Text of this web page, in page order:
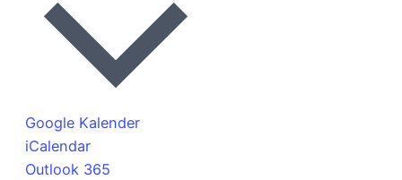
Google Kalender
iCalendar
Outlook 365